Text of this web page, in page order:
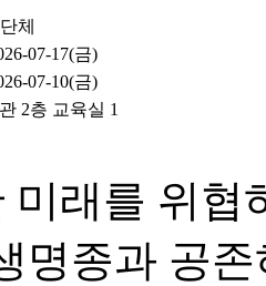
체
07-17(금)
07-10(금)
2층 교육실 1
미래를 위협
명종과 공